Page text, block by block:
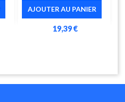
AJOUTER AU PANIER
19,39 €